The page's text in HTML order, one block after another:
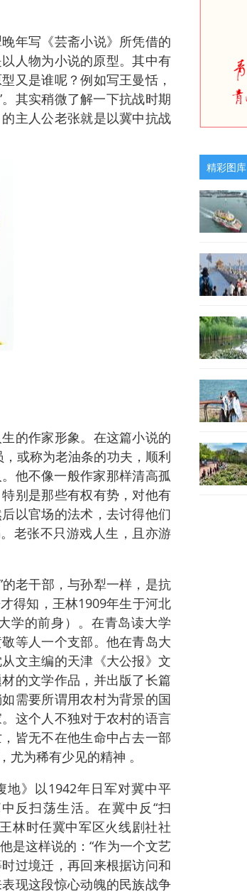
年写《芸斋小说》所凭借的
人物为小说的原型。其中有
又是谁呢？例如写王曼恬，
其实稍微了解一下抗战时期
主人公老张就是以冀中抗战
的作家形象。在这篇小说的
或称为老油条的功夫，顺利
他不像一般作家那样清高孤
别是那些有权有势，对他有
以官场的法术，去讨得他们
老张不只游戏人生，且亦游
老干部，与孙犁一样，是抗
得知，王林1909年生于河北
学的前身）。在青岛读大学
等人一个支部。他在青岛大
文主编的天津《大公报》文
的文学作品，并出版了长篇
需要所谓用农村为背景的国
这个人不独对于农村的语言
皆无不在他生命中占去一部
为稀有少见的精神 。
》以1942年日军对冀中平
反扫荡生活。在冀中反“扫
林时任冀中军区火线剧社社
是这样说的：“作为一个文艺
过境迁，再回来根据访问和
现这段惊心动魄的民族战争
精彩图库